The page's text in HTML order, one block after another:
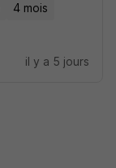
4 mois
il y a 5 jours